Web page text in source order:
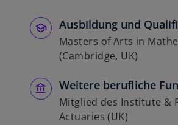
Ausbildung und
Masters of Arts in
(Cambridge, UK)
Weitere berufliche
Mitglied des Institute &
Actuaries (UK)